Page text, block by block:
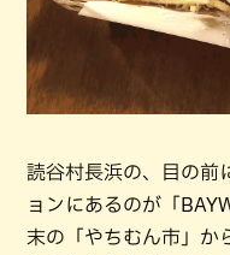
読谷村長浜の、目の前
ョンにあるのが「
末の「やちむん市」か